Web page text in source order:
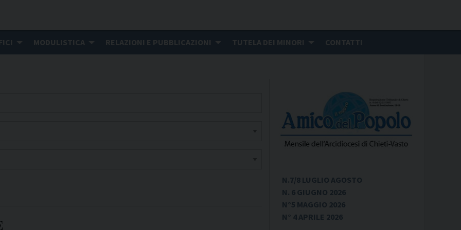
MODULISTICA RELAZIONI E PUBBLICAZIONI TUTELA DEI MINORI CONTATTI
N.7/8 LUGLIO AGOSTO
N. 6 GIUGNO 2026
N°5 MAGGIO 2026
N° 4 APRILE 2026